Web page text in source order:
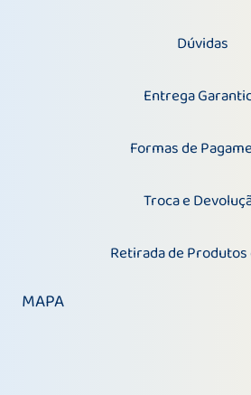
Dúvidas
Entrega
Formas de
Troca e
Retirada de Produtos
MAPA